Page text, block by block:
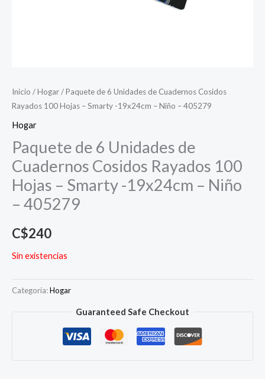
Inicio /Hogar/ Paquete de 6 Unidades de Cuadernos Cosidos
Rayados 100 Hojas – Smarty -19x24cm – Niño – 405279
Hogar
Paquete de 6 Unidades de
Cuadernos Cosidos Rayados 100
Hojas – Smarty -19x24cm – Niño
– 405279
C$240
Sin existencias
Categoría:Hogar
Guaranteed Safe Checkout